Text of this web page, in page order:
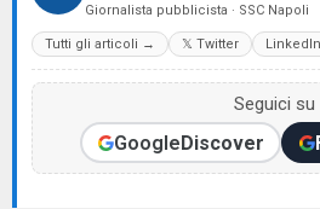
Giornalista pubblicista · SSC Napoli
Tutti gli articoli → 𝕏 Twitter LinkedIn
Seguici su
GoogleDiscover